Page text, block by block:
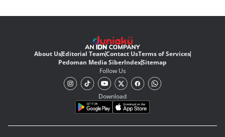
About UsEditorial TeamContact UsTerms of Services
Pedoman Media SiberIndexSitemap
Follow Us
Download